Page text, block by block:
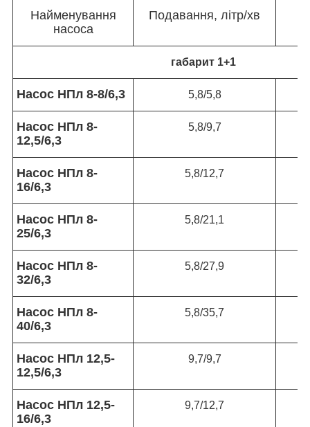
Найменування
насоса
Подавання, літр/хв
габарит 1+1
Насос НПл 8-8/6,3 5,8/5,8
Насос НПл 8-
12,5/6,3
5,8/9,7
Насос НПл 8-
16/6,3
5,8/12,7
Насос НПл 8-
25/6,3
5,8/21,1
Насос НПл 8-
32/6,3
5,8/27,9
Насос НПл 8-
40/6,3
5,8/35,7
Насос НПл 12,5-
12,5/6,3
9,7/9,7
Насос НПл 12,5-
16/6,3
9,7/12,7